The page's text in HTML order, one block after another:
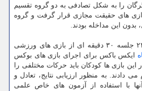
را به شکل تصادفی به دو گروه تقسیم
های حقیقت مجازی قرار گرفت و گروه
بدون این مداخله بودند.
برنامه مداخله شامل ۲۴ جلسه ۳۰ دقیقه ای از بازی های ورزشی
ایکس باکس برای اجرای بازی های بوکس
بازی ها کودکان باید حرکات مختلفی را
دادند. به منظور ارزیابی نتایج، تعادل و
با استفاده از آزمون های خاص علمی